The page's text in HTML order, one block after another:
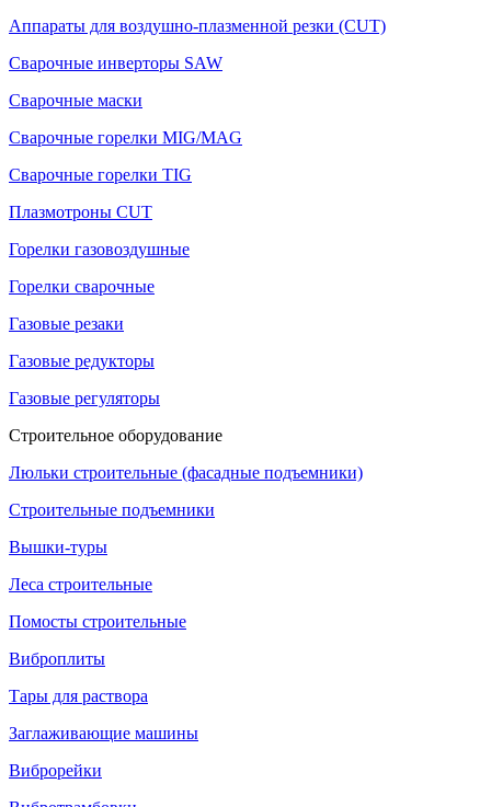
Аппараты для воздушно-плазменной резки (CUT)
Сварочные инверторы SAW
Сварочные маски
Сварочные горелки MIG/MAG
Сварочные горелки TIG
Плазмотроны CUT
Горелки газовоздушные
Горелки сварочные
Газовые резаки
Газовые редукторы
Газовые регуляторы
Строительное оборудование
Люльки строительные (фасадные подъемники)
Строительные подъемники
Вышки-туры
Леса строительные
Помосты строительные
Виброплиты
Тары для раствора
Заглаживающие машины
Виброрейки